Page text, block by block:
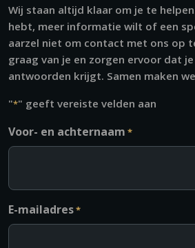
Wij staan altijd klaar om je te
hebt, meer informatie wilt of een
aarzel niet om contact met ons op
graag van je en zorgen ervoor dat
antwoorden krijgt. Samen maken
"*" geeft vereiste velden aan
Voor- en achternaam *
E-mailadres*